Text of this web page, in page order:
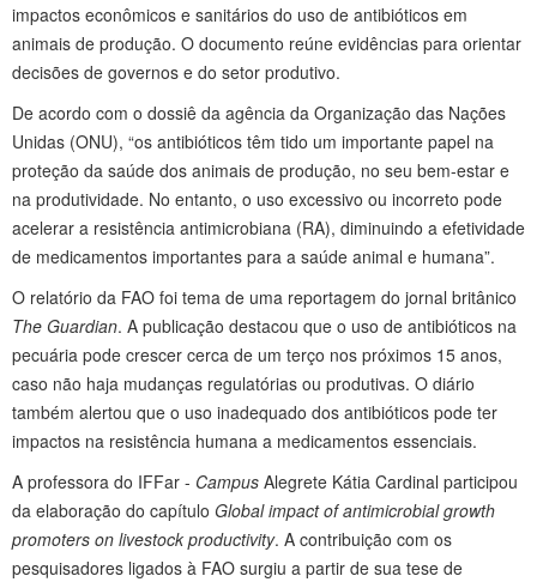
impactos econômicos e sanitários do uso de antibióticos em
animais de produção. O documento reúne evidências para orientar
decisões de governos e do setor produtivo.
De acordo com o dossiê da agência da Organização das Nações
Unidas (ONU), “os antibióticos têm tido um importante papel na
proteção da saúde dos animais de produção, no seu bem-estar e
na produtividade. No entanto, o uso excessivo ou incorreto pode
acelerar a resistência antimicrobiana (RA), diminuindo a efetividade
de medicamentos importantes para a saúde animal e humana”.
O relatório da FAO foi tema de uma reportagem do jornal britânico
The Guardian. A publicação destacou que o uso de antibióticos na
pecuária pode crescer cerca de um terço nos próximos 15 anos,
caso não haja mudanças regulatórias ou produtivas. O diário
também alertou que o uso inadequado dos antibióticos pode ter
impactos na resistência humana a medicamentos essenciais.
A professora do IFFar - Campus Alegrete Kátia Cardinal participou
da elaboração do capítulo Global impact of antimicrobial growth
promoters on livestock productivity. A contribuição com os
pesquisadores ligados à FAO surgiu a partir de sua tese de